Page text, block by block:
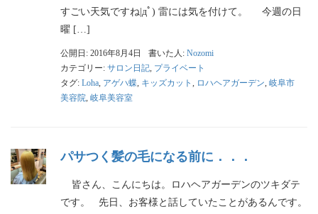
すごい天気ですね|дﾟ) 雷には気を付けて。 今週の日
曜 […]
公開日: 2016年8月4日 書いた人: Nozomi
カテゴリー: サロン日記, プライベート
タグ: Loha, アゲハ蝶, キッズカット , ロハヘアガーデン, 岐阜市
美容院, 岐阜美容室
パサつく髪の毛になる前に．．．
皆さん、こんにちは。ロハヘアガーデンのツキダテ
です。 先日、お客様と話していたことがあるんです。